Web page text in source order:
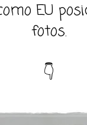
EU
fotos.
👇